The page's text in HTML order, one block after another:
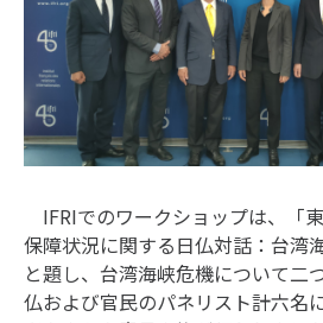
IFRIでのワークショップは、「
保障状況に関する日仏対話：台湾
と題し、台湾海峡危機について二
仏および官民のパネリスト計六名